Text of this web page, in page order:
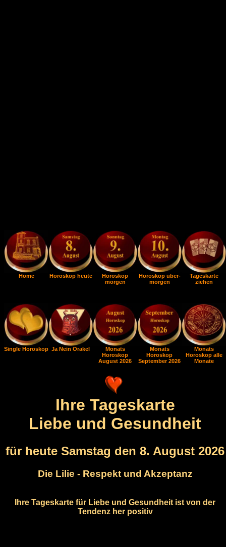
Home Horoskop heute
Horoskop
morgen
Horoskop über-
morgen
Tageskarte
ziehen
Single Horoskop Ja Nein Orakel
Monats
Horoskop
August 2026
Monats
Horoskop
September 2026
Monats
Horoskop alle
Monate
Ihre Tageskarte
Liebe und Gesundheit
für heute Samstag den 8. August 2026
Die Lilie - Respekt und Akzeptanz
Ihre Tageskarte für Liebe und Gesundheit ist von der
Tendenz her positiv